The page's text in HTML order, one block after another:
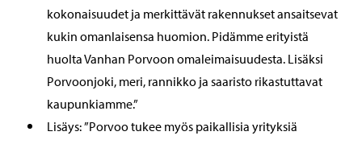
kokonaisuudet ja merkittävät rakennukset ansaitsevat
kukin omanlaisensa huomion. Pidämme erityistä
huolta Vanhan Porvoon omaleimaisuudesta. Lisäksi
Porvoonjoki, meri, rannikko ja saaristo rikastuttavat
kaupunkiamme.”
Lisäys: ”Porvoo tukee myös paikallisia yrityksiä